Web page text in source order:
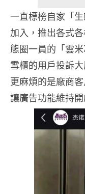
一直標榜自家「
加入，推出各式
態圈一員的「雲
雪櫃的用戶投訴
更麻煩的是廠商
讓廣告功能維持開